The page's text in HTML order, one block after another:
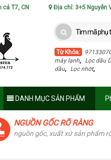
cả T7, CN Địa chỉ: 3+5 Nguyễn
Từ Khóa:
máy lạnh, Lọc dầu
dầu, Lọc nhớt,
DANH MỤC SẢN PHẨM
NGUỒN GỐC RÕ RÀNG
nguồn gốc, xuất xứ sản phẩm